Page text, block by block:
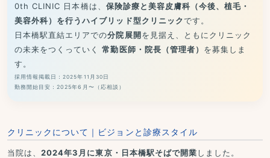
0th CLINIC 日本橋は、 保険診療と美容皮膚科（今後、植毛・
美容外科）を行うハイブリッド型クリニックです。
日本橋駅直結エリアでの分院展開を見据え、ともにクリニック
の未来をつくっていく常勤医師・院長（管理者） を募集しま
す。
採用情報掲載日：2025年11月30日
勤務開始目安：2025年6月〜（応相談）
クリニックについて｜ビジョンと診療スタイル
当院は、2024年3月に東京・日本橋駅そばで開業しました。